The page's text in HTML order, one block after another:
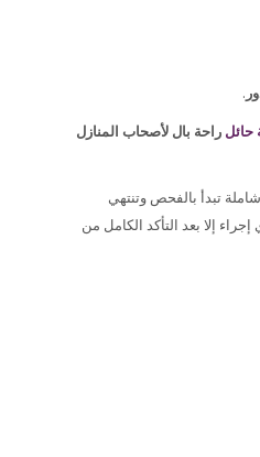
.
حائل راحة بال لأصحاب المنازل
تبدأ بالفحص وتنتهي
إجراء إلا بعد التأكد الكامل من